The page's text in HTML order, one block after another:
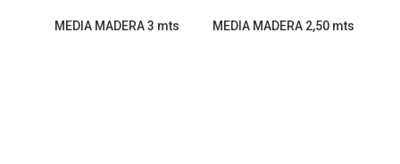
MEDIA MADERA 3 mts MEDIA MADERA 2,50 mts